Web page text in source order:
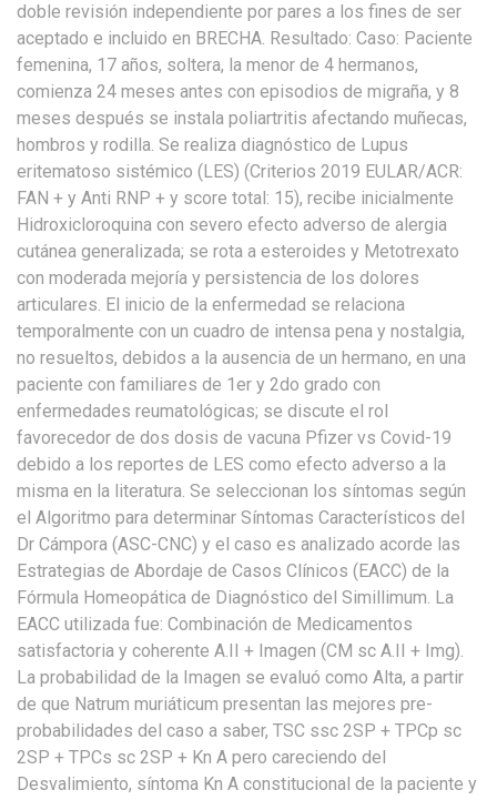
doble revisión independiente por pares a los fines de ser
aceptado e incluido en BRECHA. Resultado: Caso: Paciente
femenina, 17 años, soltera, la menor de 4 hermanos,
comienza 24 meses antes con episodios de migraña, y 8
meses después se instala poliartritis afectando muñecas,
hombros y rodilla. Se realiza diagnóstico de Lupus
eritematoso sistémico (LES) (Criterios 2019 EULAR/ACR:
FAN + y Anti RNP + y score total: 15), recibe inicialmente
Hidroxicloroquina con severo efecto adverso de alergia
cutánea generalizada; se rota a esteroides y Metotrexato
con moderada mejoría y persistencia de los dolores
articulares. El inicio de la enfermedad se relaciona
temporalmente con un cuadro de intensa pena y nostalgia,
no resueltos, debidos a la ausencia de un hermano, en una
paciente con familiares de 1er y 2do grado con
enfermedades reumatológicas; se discute el rol
favorecedor de dos dosis de vacuna Pfizer vs Covid-19
debido a los reportes de LES como efecto adverso a la
misma en la literatura. Se seleccionan los síntomas según
el Algoritmo para determinar Síntomas Característicos del
Dr Cámpora (ASC-CNC) y el caso es analizado acorde las
Estrategias de Abordaje de Casos Clínicos (EACC) de la
Fórmula Homeopática de Diagnóstico del Simillimum. La
EACC utilizada fue: Combinación de Medicamentos
satisfactoria y coherente A.II + Imagen (CM sc A.II + Img).
La probabilidad de la Imagen se evaluó como Alta, a partir
de que Natrum muriáticum presentan las mejores pre-
probabilidades del caso a saber, TSC ssc 2SP + TPCp sc
2SP + TPCs sc 2SP + Kn A pero careciendo del
Desvalimiento, síntoma Kn A constitucional de la paciente y